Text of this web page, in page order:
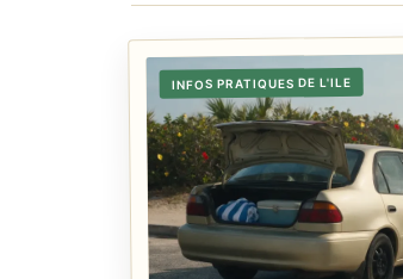
INFOS PRATIQUES DE L'ILE